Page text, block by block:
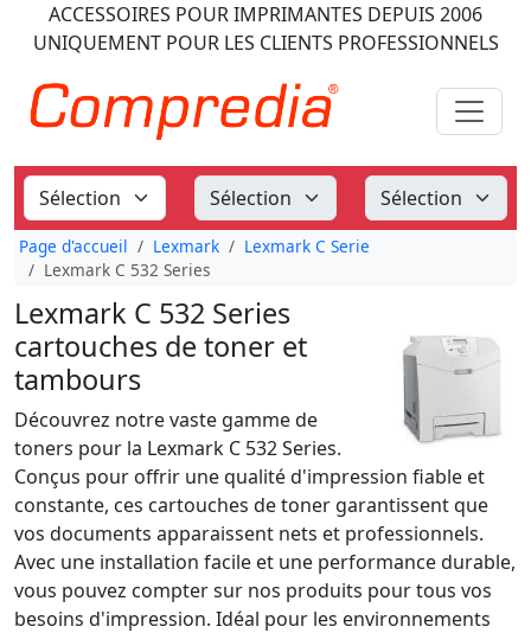
ACCESSOIRES POUR IMPRIMANTES DEPUIS 2006
UNIQUEMENT POUR LES CLIENTS PROFESSIONNELS
Page d'accueil Lexmark
Lexmark C Serie
Lexmark C 532 Series
Lexmark C 532 Series
cartouches de toner et
tambours
Découvrez notre vaste gamme de
toners pour la Lexmark C 532 Series.
Conçus pour offrir une qualité d'impression fiable et
constante, ces cartouches de toner garantissent que
vos documents apparaissent nets et professionnels.
Avec une installation facile et une performance durable,
vous pouvez compter sur nos produits pour tous vos
besoins d'impression. Idéal pour les environnements